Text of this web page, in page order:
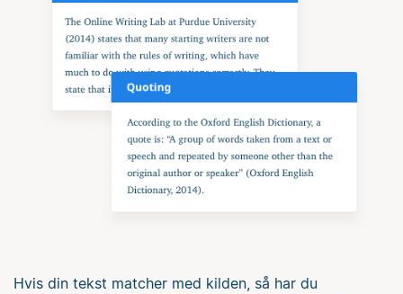
Hvis din tekst matcher med kilden, så har du